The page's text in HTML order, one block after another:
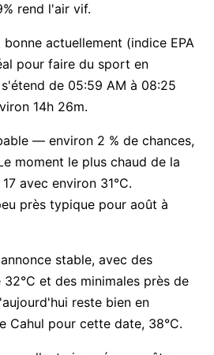
rend l'air vif.
actuellement (indice EPA
pour faire du sport en
de 05:59 AM à 08:25
14h 26m.
— environ 2 % de chances,
moment le plus chaud de la
avec environ 31°C.
près typique pour août à
stable, avec des
et des minimales près de
reste bien en
Cahul pour cette date, 38°C.